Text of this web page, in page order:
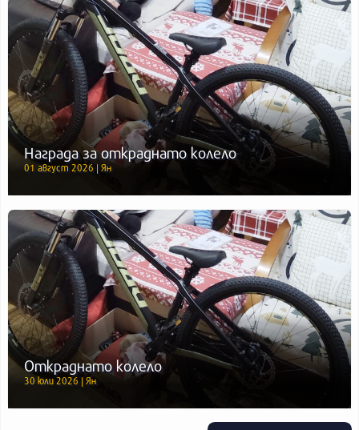
Награда за откраднато колело
01 август 2026 | Ян
Откраднато колело
30 юли 2026 | Ян